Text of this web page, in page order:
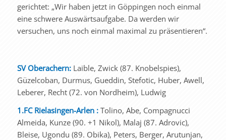
gerichtet: „Wir haben jetzt in Göppingen noch einmal
eine schwere Auswärtsaufgabe. Da werden wir
versuchen, uns noch einmal maximal zu präsentieren“.
SV Oberachern:Laible, Zwick (87. Knobelspies),
Güzelcoban, Durmus, Gueddin, Stefotic, Huber, Awell,
Leberer, Recht (72. von Nordheim), Ludwig
1.FC Rielasingen-Arlen :Tolino, Abe, Compagnucci
Almeida, Kunze (90. +1 Nikol), Malaj (87. Adrovic),
Bleise, Ugondu (89. Obika), Peters, Berger, Arutunjan,